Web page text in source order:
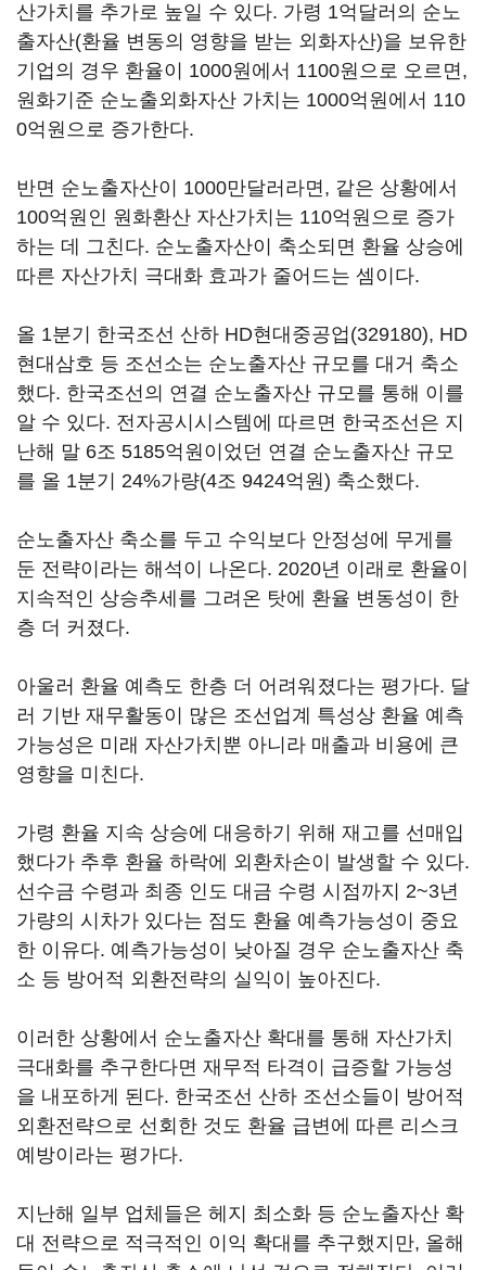
산가치를 추가로 높일 수 있다. 가령 1억달러의 순노
출자산(환율 변동의 영향을 받는 외화자산)을 보유한
기업의 경우 환율이 1000원에서 1100원으로 오르면,
원화기준 순노출외화자산 가치는 1000억원에서 110
0억원으로 증가한다.
반면 순노출자산이 1000만달러라면, 같은 상황에서
100억원인 원화환산 자산가치는 110억원으로 증가
하는 데 그친다. 순노출자산이 축소되면 환율 상승에
따른 자산가치 극대화 효과가 줄어드는 셈이다.
올 1분기 한국조선 산하 HD현대중공업(329180), HD
현대삼호 등 조선소는 순노출자산 규모를 대거 축소
했다. 한국조선의 연결 순노출자산 규모를 통해 이를
알 수 있다. 전자공시시스템에 따르면 한국조선은 지
난해 말 6조 5185억원이었던 연결 순노출자산 규모
를 올 1분기 24%가량(4조 9424억원) 축소했다.
순노출자산 축소를 두고 수익보다 안정성에 무게를
둔 전략이라는 해석이 나온다. 2020년 이래로 환율이
지속적인 상승추세를 그려온 탓에 환율 변동성이 한
층 더 커졌다.
아울러 환율 예측도 한층 더 어려워졌다는 평가다. 달
러 기반 재무활동이 많은 조선업계 특성상 환율 예측
가능성은 미래 자산가치뿐 아니라 매출과 비용에 큰
영향을 미친다.
가령 환율 지속 상승에 대응하기 위해 재고를 선매입
했다가 추후 환율 하락에 외환차손이 발생할 수 있다.
선수금 수령과 최종 인도 대금 수령 시점까지 2~3년
가량의 시차가 있다는 점도 환율 예측가능성이 중요
한 이유다. 예측가능성이 낮아질 경우 순노출자산 축
소 등 방어적 외환전략의 실익이 높아진다.
이러한 상황에서 순노출자산 확대를 통해 자산가치
극대화를 추구한다면 재무적 타격이 급증할 가능성
을 내포하게 된다. 한국조선 산하 조선소들이 방어적
외환전략으로 선회한 것도 환율 급변에 따른 리스크
예방이라는 평가다.
지난해 일부 업체들은 헤지 최소화 등 순노출자산 확
대 전략으로 적극적인 이익 확대를 추구했지만, 올해